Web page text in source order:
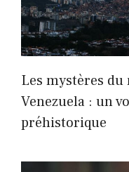
Les mystères
Venezuela : un
préhistorique